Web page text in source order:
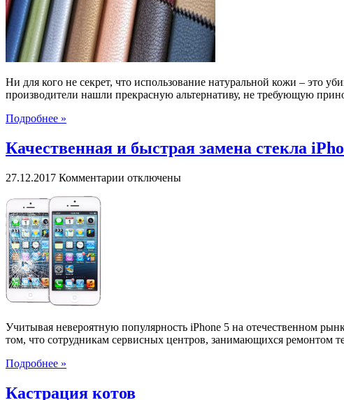
Ни для кого не секрет, что использование натуральной кожи – это
производители нашли прекрасную альтернативу, не требующую
Подробнее »
Качественная и быстрая замена стекла
27.12.2017 Комментарии котключены
Учитывая невероятную популярность iPhone 5 на отечественном
том, что сотрудникам сервисных центров, занимающихся ремонтом
Подробнее »
Кастрация котов